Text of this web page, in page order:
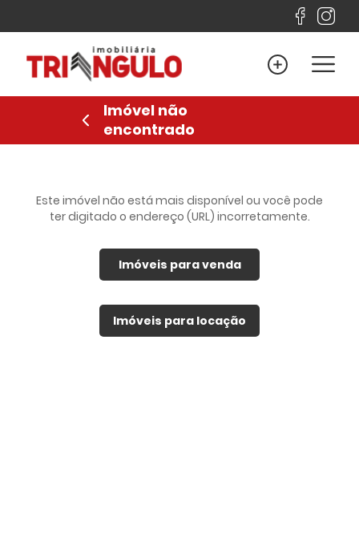
Home
Venda
Locação
Lançamentos
Financiamento
Contato
Favoritos
Anuncie
Imóvel não
encontrado
Este imóvel não está mais disponível ou você pode
ter digitado o endereço (URL) incorretamente.
Imóveis para venda
Imóveis para locação